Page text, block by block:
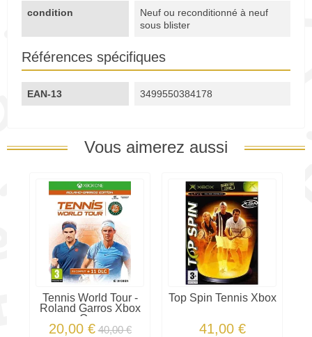
condition
Neuf ou reconditionné à neuf
sous blister
Références spécifiques
EAN-13 3499550384178
Vous aimerez aussi
Tennis World Tour -
Roland Garros Xbox
One
20,00 € 40,00 €
Top Spin Tennis Xbox
41,00 €